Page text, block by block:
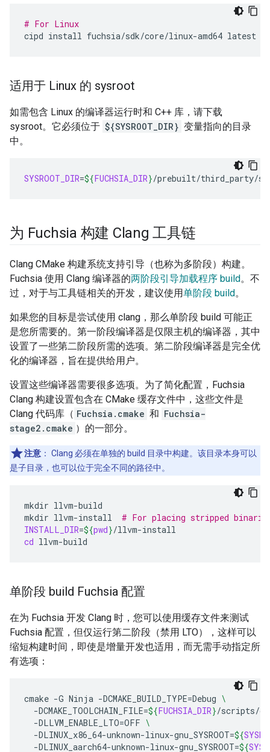
# For Linux
cipd install fuchsia/sdk/core/linux-amd64 latest
适用于 Linux 的 sysroot
如需包含 Linux 的编译器运行时和 C++ 库，请下载
sysroot。它必须位于 ${SYSROOT_DIR} 变量指向的目录
中。
SYSROOT_DIR=${FUCHSIA_DIR}
为 Fuchsia 构建 Clang 工具链
Clang CMake 构建系统支持引导（也称为多阶段）构建。
Fuchsia 使用 Clang 编译器的两阶段引导加载程序 build。不
过，对于与工具链相关的开发，建议使用单阶段 build。
如果您的目标是尝试使用 clang，那么单阶段 build 可能正
是您所需要的。第一阶段编译器是仅限主机的编译器，其中
设置了一些第二阶段所需的选项。第二阶段编译器是完全优
化的编译器，旨在提供给用户。
设置这些编译器需要很多选项。为了简化配置，Fuchsia
Clang 构建设置包含在 CMake 缓存文件中，这些文件是
Clang 代码库（ Fuchsia.cmake 和 Fuchsia-
stage2.cmake ）的一部分。
注意 ： Clang 必须在单独的 build 目录中构建。该目录本身可以
是子目录，也可以位于完全不同的路径中。
mkdir llvm-build
mkdir llvm-install
# For placing stripped
INSTALL_DIR=${pwd}
cd
单阶段 build Fuchsia 配置
在为 Fuchsia 开发 Clang 时，您可以使用缓存文件来测试
Fuchsia 配置，但仅运行第二阶段（禁用 LTO），这样可以
缩短构建时间，即使是增量开发也适用，而无需手动指定所
有选项：
cmake -G Ninja -DCMAKE_BUILD_TYPE=Debug \
-DCMAKE_TOOLCHAIN_FILE=${FUCHSIA_DIR}/scripts/
-DLLVM_ENABLE_LTO=OFF \
-DLINUX_x86_64-unknown-linux-gnu_SYSROOT=${
-DLINUX_aarch64-unknown-linux-gnu_SYSROOT=${